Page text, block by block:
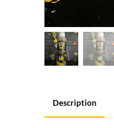
Description